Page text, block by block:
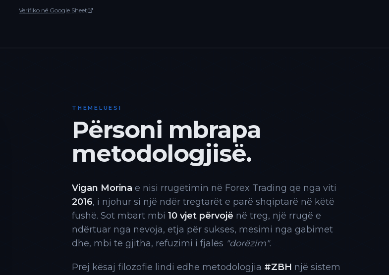
Verifiko në Google Sheet
THEMELUESI
Përsoni mbrapa
metodologjisë.
Vigan Morina e nisi rrugëtimin në Forex Trading që nga viti
2016, i njohur si një ndër tregtarët e parë shqiptarë në këtë
fushë. Sot mbart mbi 10 vjet përvojë në treg, një rrugë e
ndërtuar nga nevoja, etja për sukses, mësimi nga gabimet
dhe, mbi të gjitha, refuzimi i fjalës "dorëzim".
Prej kësaj filozofie lindi edhe metodologjia #ZBH një sistem